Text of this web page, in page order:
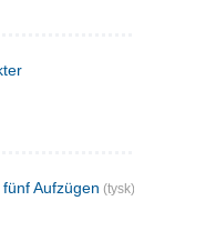
Aufzügen (tysk)